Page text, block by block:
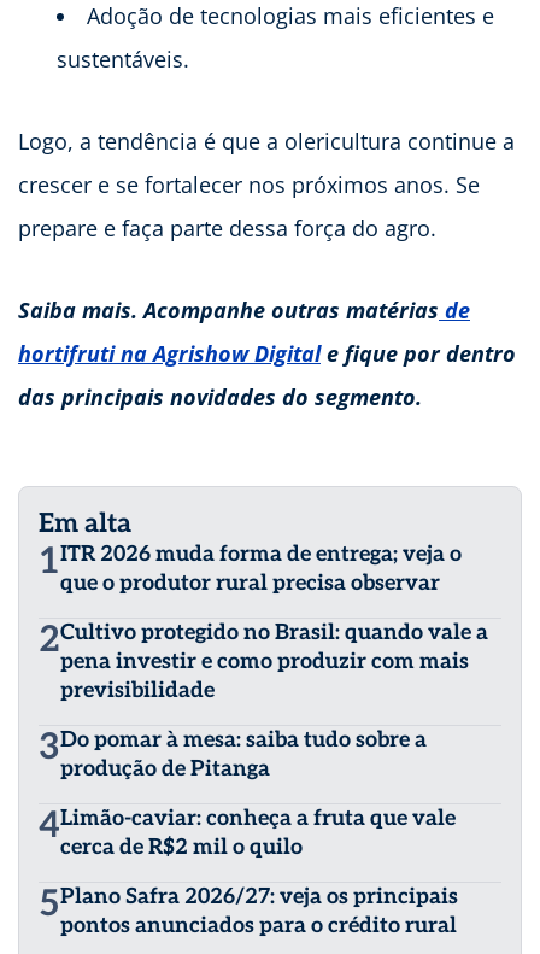
Adoção de tecnologias mais eficientes e
sustentáveis.
Logo, a tendência é que a olericultura continue a
crescer e se fortalecer nos próximos anos. Se
prepare e faça parte dessa força do agro.
Saiba mais. Acompanhe outras matérias de
hortifruti na Agrishow Digitale fique por dentro
das principais novidades do segmento.
Em alta
1ITR 2026 muda forma de entrega; veja o
que o produtor rural precisa observar
2Cultivo protegido no Brasil: quando vale a
pena investir e como produzir com mais
previsibilidade
3Do pomar à mesa: saiba tudo sobre a
produção de Pitanga
4Limão-caviar: conheça a fruta que vale
cerca de R$2 mil o quilo
5Plano Safra 2026/27: veja os principais
pontos anunciados para o crédito rural